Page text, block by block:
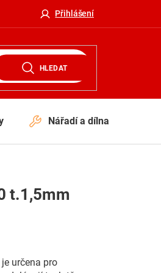
Přihlášení
HLEDAT
Nářadí a dílna
určena pro
t.1,5mm